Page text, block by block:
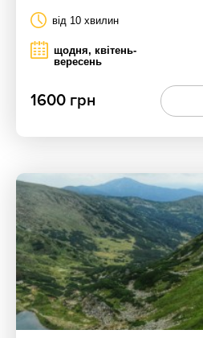
від 10 хвилин
щодня, квітень-
вересень
1600 грн